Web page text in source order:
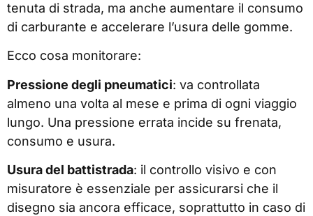
tenuta di strada, ma anche aumentare il consumo
di carburante e accelerare l’usura delle gomme.
Ecco cosa monitorare:
Pressione degli pneumatici: va controllata
almeno una volta al mese e prima di ogni viaggio
lungo. Una pressione errata incide su frenata,
consumo e usura.
Usura del battistrada: il controllo visivo e con
misuratore è essenziale per assicurarsi che il
disegno sia ancora efficace, soprattutto in caso di